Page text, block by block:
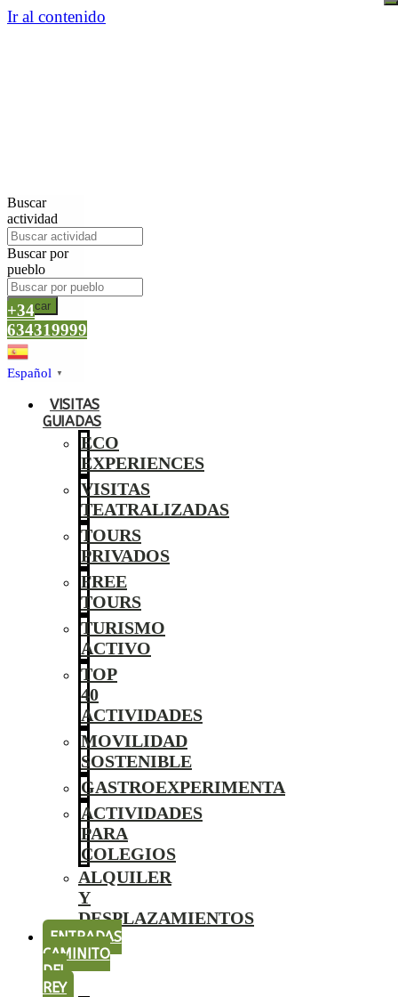
Ir al contenido
Buscar
actividad
Buscar por
pueblo
Buscar
+34
634319999
Español ▼
VISITAS
GUIADAS
ECO
EXPERIENCES
VISITAS
TEATRALIZADAS
TOURS
PRIVADOS
FREE
TOURS
TURISMO
ACTIVO
TOP
40
ACTIVIDADES
MOVILIDAD
SOSTENIBLE
GASTROEXPERIMENTA
ACTIVIDADES
PARA
COLEGIOS
ALQUILER
Y
DESPLAZAMIENTOS
ENTRADAS
CAMINITO
DEL
REY